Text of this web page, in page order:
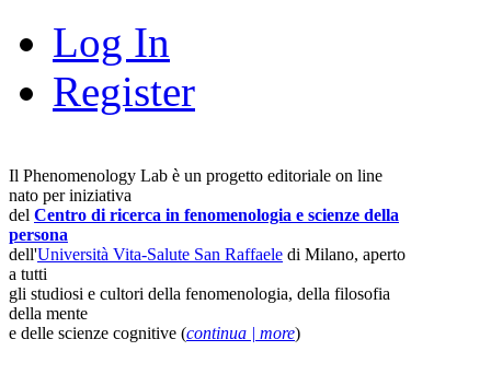
Log In
Register
Il Phenomenology Lab è un progetto editoriale on line
nato per iniziativa
del Centro di ricerca in fenomenologia e scienze della
persona
dell'Università Vita-Salute San Raffaele di Milano, aperto
a tutti
gli studiosi e cultori della fenomenologia, della filosofia
della mente
e delle scienze cognitive (continua | more)